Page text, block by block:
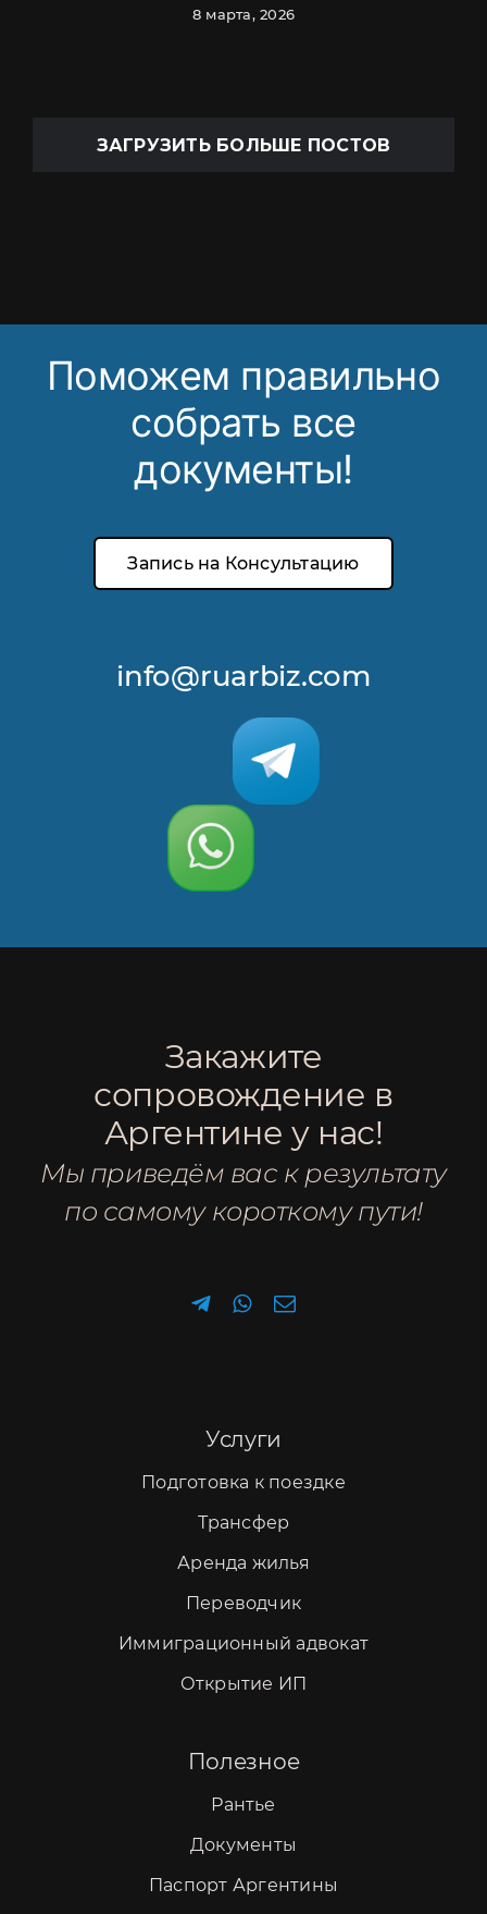
8 марта, 2026
ЗАГРУЗИТЬ БОЛЬШЕ ПОСТОВ
Поможем правильно
собрать все
документы!
Запись на Консультацию
info@ruarbiz.com
Закажите
сопровождение в
Аргентине у нас!
Мы приведём вас к результату
по самому короткому пути!
Услуги
Подготовка к поездке
Трансфер
Аренда жилья
Переводчик
Иммиграционный адвокат
Открытие ИП
Полезное
Рантье
Документы
Паспорт Аргентины